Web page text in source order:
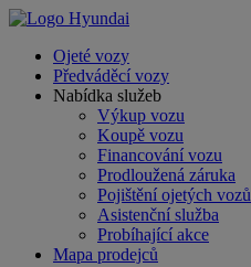
Ojeté vozy
Předváděcí vozy
Nabídka služeb
Výkup vozu
Koupě vozu
Financování vozu
Prodloužená záruka
Pojištění ojetých vozů
Asistenční služba
Probíhající akce
Mapa prodejců